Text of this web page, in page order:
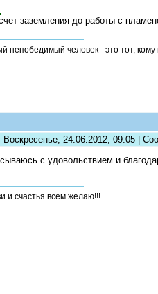
заземления-до работы с
непобедимый человек - это тот,
Воскресенье, 24.06.2012, 09:05 |
с удовольствием и
и счастья всем желаю!!!